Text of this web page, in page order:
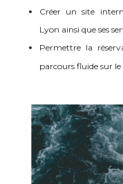
Créer un site
Lyon ainsi que ses
Permettre la
parcours fluide sur le